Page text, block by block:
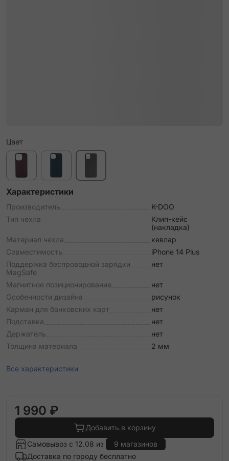
Цвет
Характеристики
Производитель
K-DOO
Тип чехла
Клип-кейс
(накладка)
Материал чехла
кевлар
Совместимость
iPhone 14 Plus
Поддержка беспроводной зарядки
MagSafe
нет
Магнитное позиционирование
нет
Особенности дизайна
рисунок
Карман для банковских карт
нет
Подставка
нет
Держатель
нет
Толщина материала
2 мм
Все характеристики
1 990 ₽
Добавить в корзину
Самовывоз с 12.08 из
9 магазинов
Доставка по городу бесплатно